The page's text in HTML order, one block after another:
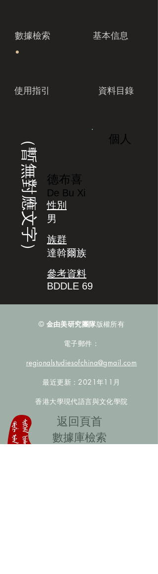
數據檢索 基本信息
使用指引 資料目錄
（暫無對應文字） 個人
德布喜
De Bu Xi
性別
男
族群
達斡爾族
參考資料
BDDLE 69
© 金由美研究團隊版權所有
電子郵件：
regionalstudiesofchina@gmail.com
最近更新：2021年11月
香港大學現代語言與文化學院
​返回頁首
數據庫檢索